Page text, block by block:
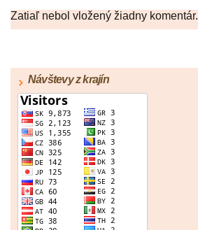
Zatiaľ nebol vložený žiadny komentár.
Návštevy z krajín